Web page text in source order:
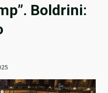
Boldrini: